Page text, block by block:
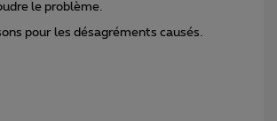
le problème.
pour les désagréments causés.